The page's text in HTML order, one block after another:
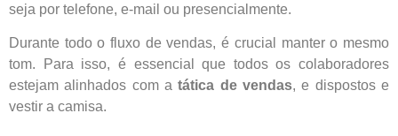
seja por telefone, e-mail ou presencialmente.
Durante todo o fluxo de vendas, é crucial manter o mesmo
tom. Para isso, é essencial que todos os colaboradores
estejam alinhados com atática de vendas, e dispostos e
vestir a camisa.